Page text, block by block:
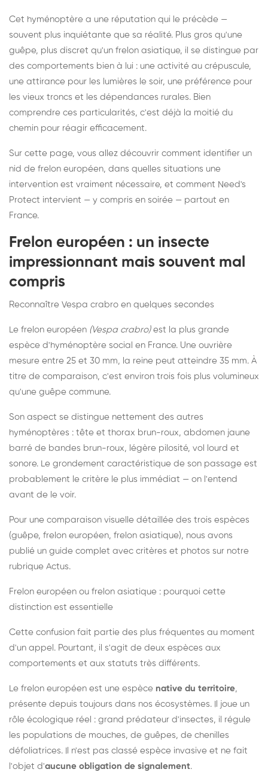
Cet hyménoptère a une réputation qui le précède —
souvent plus inquiétante que sa réalité. Plus gros qu'une
guêpe, plus discret qu'un frelon asiatique, il se distingue par
des comportements bien à lui : une activité au crépuscule,
une attirance pour les lumières le soir, une préférence pour
les vieux troncs et les dépendances rurales. Bien
comprendre ces particularités, c'est déjà la moitié du
chemin pour réagir efficacement.
Sur cette page, vous allez découvrir comment identifier un
nid de frelon européen, dans quelles situations une
intervention est vraiment nécessaire, et comment Need's
Protect intervient — y compris en soirée — partout en
France.
Frelon européen : un insecte
impressionnant mais souvent mal
compris
Reconnaître Vespa crabro en quelques secondes
Le frelon européen (Vespa crabro)est la plus grande
espèce d'hyménoptère social en France. Une ouvrière
mesure entre 25 et 30 mm, la reine peut atteindre 35 mm. À
titre de comparaison, c'est environ trois fois plus volumineux
qu'une guêpe commune.
Son aspect se distingue nettement des autres
hyménoptères : tête et thorax brun-roux, abdomen jaune
barré de bandes brun-roux, légère pilosité, vol lourd et
sonore. Le grondement caractéristique de son passage est
probablement le critère le plus immédiat — on l'entend
avant de le voir.
Pour une comparaison visuelle détaillée des trois espèces
(guêpe, frelon européen, frelon asiatique), nous avons
publié un guide complet avec critères et photos sur notre
rubrique Actus.
Frelon européen ou frelon asiatique : pourquoi cette
distinction est essentielle
Cette confusion fait partie des plus fréquentes au moment
d'un appel. Pourtant, il s'agit de deux espèces aux
comportements et aux statuts très différents.
Le frelon européen est une espèce native du territoire,
présente depuis toujours dans nos écosystèmes. Il joue un
rôle écologique réel : grand prédateur d'insectes, il régule
les populations de mouches, de guêpes, de chenilles
défoliatrices. Il n'est pas classé espèce invasive et ne fait
l'objet d'aucune obligation de signalement.